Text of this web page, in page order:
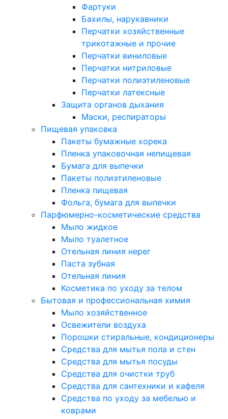
Фартуки
Бахилы, нарукавники
Перчатки хозяйственные
трикотажные и прочие
Перчатки виниловые
Перчатки нитриловые
Перчатки полиэтиленовые
Перчатки латексные
Защита органов дыхания
Маски, респираторы
Пищевая упаковка
Пакеты бумажные хорека
Пленка упаковочная непищевая
Бумага для выпечки
Пакеты полиэтиленовые
Пленка пищевая
Фольга, бумага для выпечки
Парфюмерно-косметические средства
Мыло жидкое
Мыло туалетное
Отельная линия нерег
Паста зубная
Отельная линия
Косметика по уходу за телом
Бытовая и профессиональная химия
Мыло хозяйственное
Освежители воздуха
Порошки стиральные, кондиционеры
Средства для мытья пола и стен
Средства для мытья посуды
Средства для очистки труб
Средства для сантехники и кафеля
Средства по уходу за мебелью и
коврами